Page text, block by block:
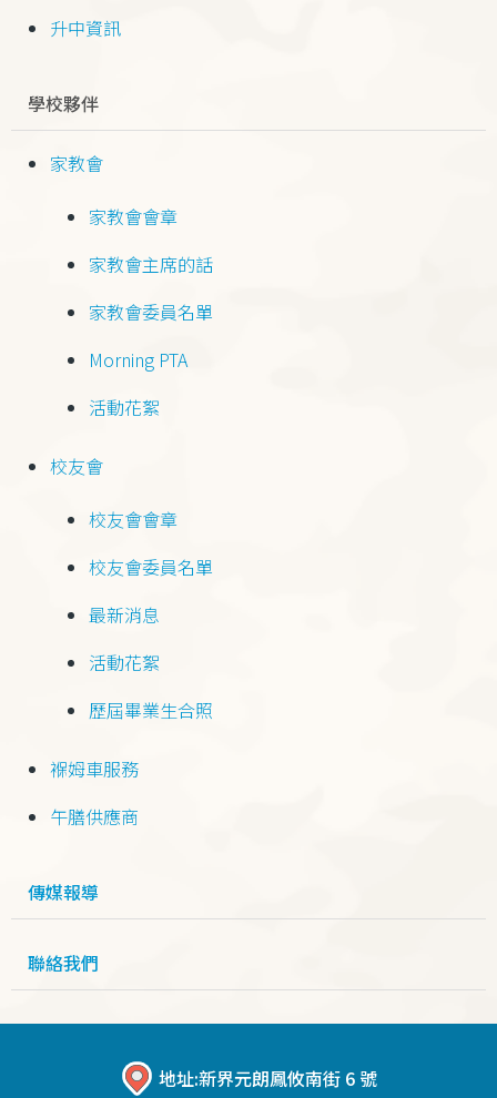
升中資訊
學校夥伴
家教會
家教會會章
家教會主席的話
家教會委員名單
Morning PTA
活動花絮
校友會
校友會會章
校友會委員名單
最新消息
活動花絮
歷屆畢業生合照
褓姆車服務
午膳供應商
傳媒報導
聯絡我們
地址:新界元朗鳳攸南街 6 號